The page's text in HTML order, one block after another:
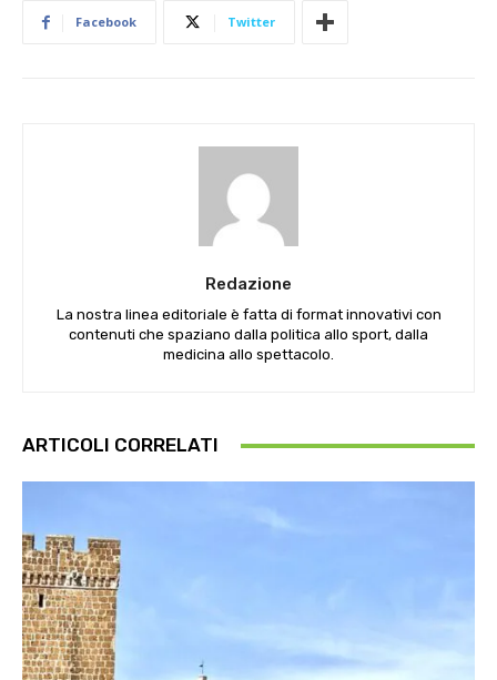
Facebook Twitter
Redazione
La nostra linea editoriale è fatta di format innovativi con
contenuti che spaziano dalla politica allo sport, dalla
medicina allo spettacolo.
ARTICOLI CORRELATI